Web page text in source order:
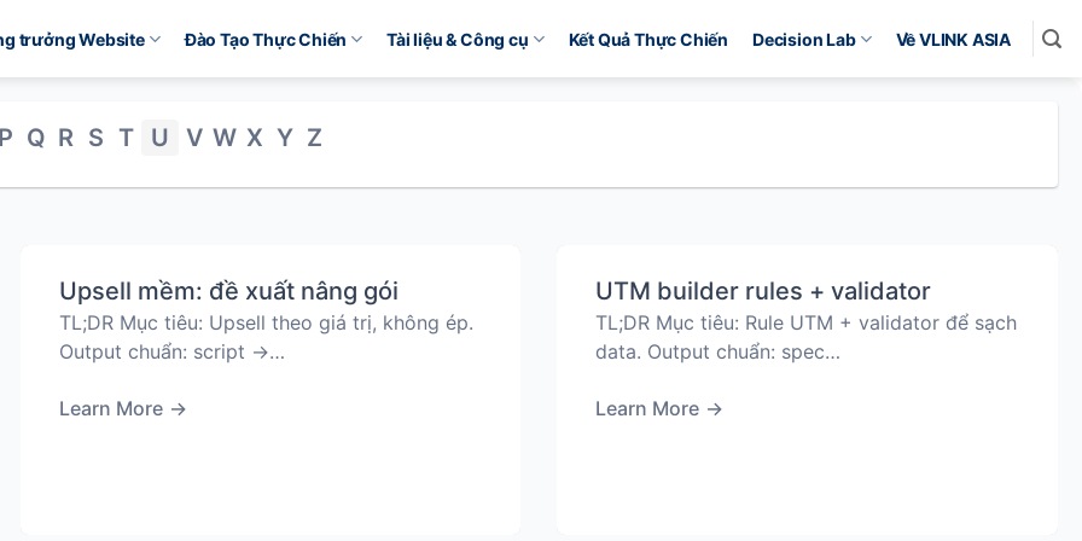
trưởng Website Đào Tạo Thực Chiến Tài liệu & Công cụ Kết Quả Thực Chiến Decision Lab Về VLINK ASIA
P Q R S T U V W X Y Z
Upsell mềm: đề xuất nâng gói
TL;DR Mục tiêu: Upsell theo giá trị, không ép.
Output chuẩn: script →…
Learn More →
UTM builder rules + validator
TL;DR Mục tiêu: Rule UTM + validator để sạch
data. Output chuẩn: spec…
Learn More →